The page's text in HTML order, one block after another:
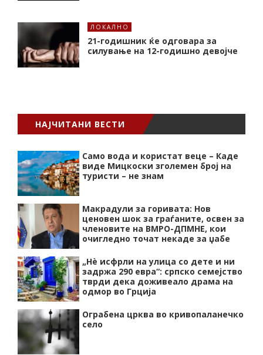
ЛОКАЛНО
21-годишник ќе одговара за
силување на 12-годишно девојче
НАЈЧИТАНИ ВЕСТИ
Само вода и користат веце – Каде
виде Мицкоски зголемен број на
туристи – не знам
Макрадули за горивата: Нов
ценовен шок за граѓаните, освен за
членовите на ВМРО-ДПМНЕ, кои
очигледно точат некаде за џабе
„Нѐ исфрли на улица со дете и ни
задржа 290 евра“: српско семејство
тврди дека доживеало драма на
одмор во Грција
Ограбена црква во кривопаланечко
село